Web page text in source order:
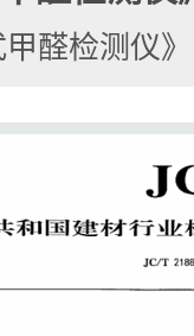
甲醛检测仪